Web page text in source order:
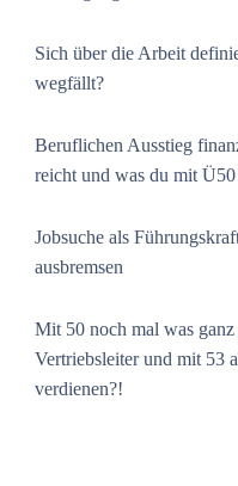
Sich über die Arbeit
wegfällt?
Beruflichen Ausstieg
reicht und was du mit
Jobsuche als
ausbremsen
Mit 50 noch mal was ganz
Vertriebsleiter und mit 53
verdienen?!